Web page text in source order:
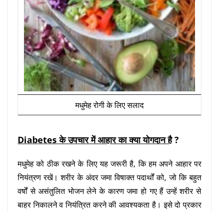
मधुमेह रोगी के लिए सलाद
Diabetes के उपचार में आहार का क्या योगदान है?
मधुमेह को ठीक रखने के लिए यह जरूरी है, कि हम अपने आहार पर
नियंत्रण रखें। शरीर के अंदर जमा विषाक्त पदार्थों को, जो कि बहुत
वर्षों से असंतुलित भोजन लेने के कारण जमा हो गए हैं उन्हें शरीर से
बाहर निकालने व नियंत्रित करने की आवश्यकता है। इसे दो प्रकार